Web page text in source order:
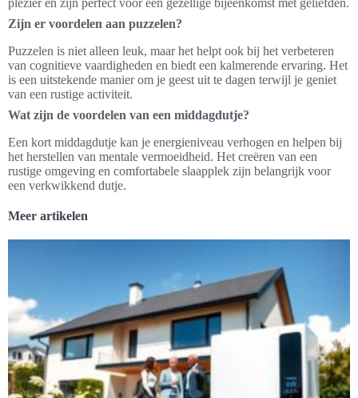
plezier en zijn perfect voor een gezellige bijeenkomst met geliefden.
Zijn er voordelen aan puzzelen?
Puzzelen is niet alleen leuk, maar het helpt ook bij het verbeteren
van cognitieve vaardigheden en biedt een kalmerende ervaring. Het
is een uitstekende manier om je geest uit te dagen terwijl je geniet
van een rustige activiteit.
Wat zijn de voordelen van een middagdutje?
Een kort middagdutje kan je energieniveau verhogen en helpen bij
het herstellen van mentale vermoeidheid. Het creëren van een
rustige omgeving en comfortabele slaapplek zijn belangrijk voor
een verkwikkend dutje.
Meer artikelen